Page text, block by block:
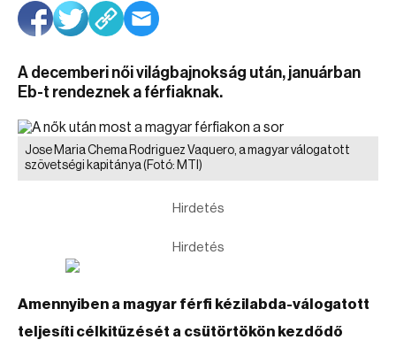
A decemberi női világbajnokság után, januárban
Eb-t rendeznek a férfiaknak.
Jose Maria Chema Rodriguez Vaquero, a magyar válogatott
szövetségi kapitánya(Fotó: MTI)
Hirdetés
Hirdetés
Amennyiben a magyar férfi kézilabda-válogatott
teljesíti célkitűzését a csütörtökön kezdődő